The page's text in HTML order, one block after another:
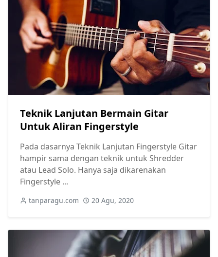
Teknik Lanjutan Bermain Gitar
Untuk Aliran Fingerstyle
Pada dasarnya Teknik Lanjutan Fingerstyle Gitar
hampir sama dengan teknik untuk Shredder
atau Lead Solo. Hanya saja dikarenakan
Fingerstyle ...
tanparagu.com 20 Agu, 2020